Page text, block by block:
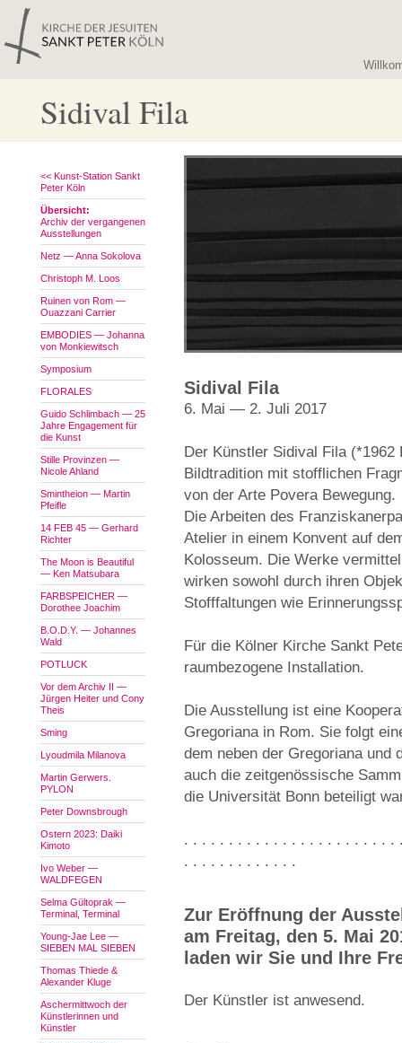
Sidival Fila
<< Kunst-Station Sankt
Peter Köln
Übersicht:
Archiv der vergangenen
Ausstellungen
Netz — Anna Sokolova
Christoph M. Loos
Ruinen von Rom —
Ouazzani Carrier
EMBODIES — Johanna
von Monkiewitsch
Symposium
FLORALES
Guido Schlimbach — 25
Jahre Engagement für
die Kunst
Stille Provinzen —
Nicole Ahland
Smintheion — Martin
Pfeifle
14 FEB 45 — Gerhard
Richter
The Moon is Beautiful
— Ken Matsubara
FARBSPEICHER —
Dorothee Joachim
B.O.D.Y. — Johannes
Wald
POTLUCK
Vor dem Archiv II —
Jürgen Heiter und Cony
Theis
Sming
Lyoudmila Milanova
Martin Gerwers.
PYLON
Peter Downsbrough
Ostern 2023: Daiki
Kimoto
Ivo Weber —
WALDFEGEN
Selma Gültoprak —
Terminal, Terminal
Young-Jae Lee —
SIEBEN MAL SIEBEN
Thomas Thiede &
Alexander Kluge
Aschermittwoch der
Künstlerinnen und
Künstler
Sidival Fila
6. Mai — 2. Juli 2017
Der Künstler Sidival Fila
Bildtradition mit stofflichen
von der Arte Povera Bewegung.
Die Arbeiten des
Atelier in einem Konvent auf
Kolosseum. Die Werke
wirken sowohl durch ihren
Stofffaltungen wie
Für die Kölner Kirche Sankt
raumbezogene Installation.
Die Ausstellung ist eine
Gregoriana in Rom. Sie folgt
dem neben der Gregoriana und
auch die zeitgenössische
die Universität Bonn beteiligt
. . . . . . . . . . . . . . . . . . . . . . .
. . . . . . . . . . . . .
Zur Eröffnung der
am Freitag, den 5. Mai
laden wir Sie und Ihre
Der Künstler ist anwesend.